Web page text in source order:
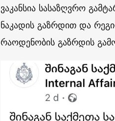
ვაკანსია სასაზღვრო
ნაკადის გაზრდით და
რაოდენობის გაზრდის